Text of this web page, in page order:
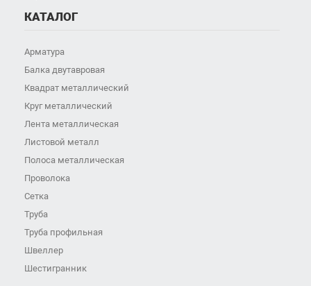
КАТАЛОГ
Арматура
Балка двутавровая
Квадрат металлический
Круг металлический
Лента металлическая
Листовой металл
Полоса металлическая
Проволока
Сетка
Труба
Труба профильная
Швеллер
Шестигранник